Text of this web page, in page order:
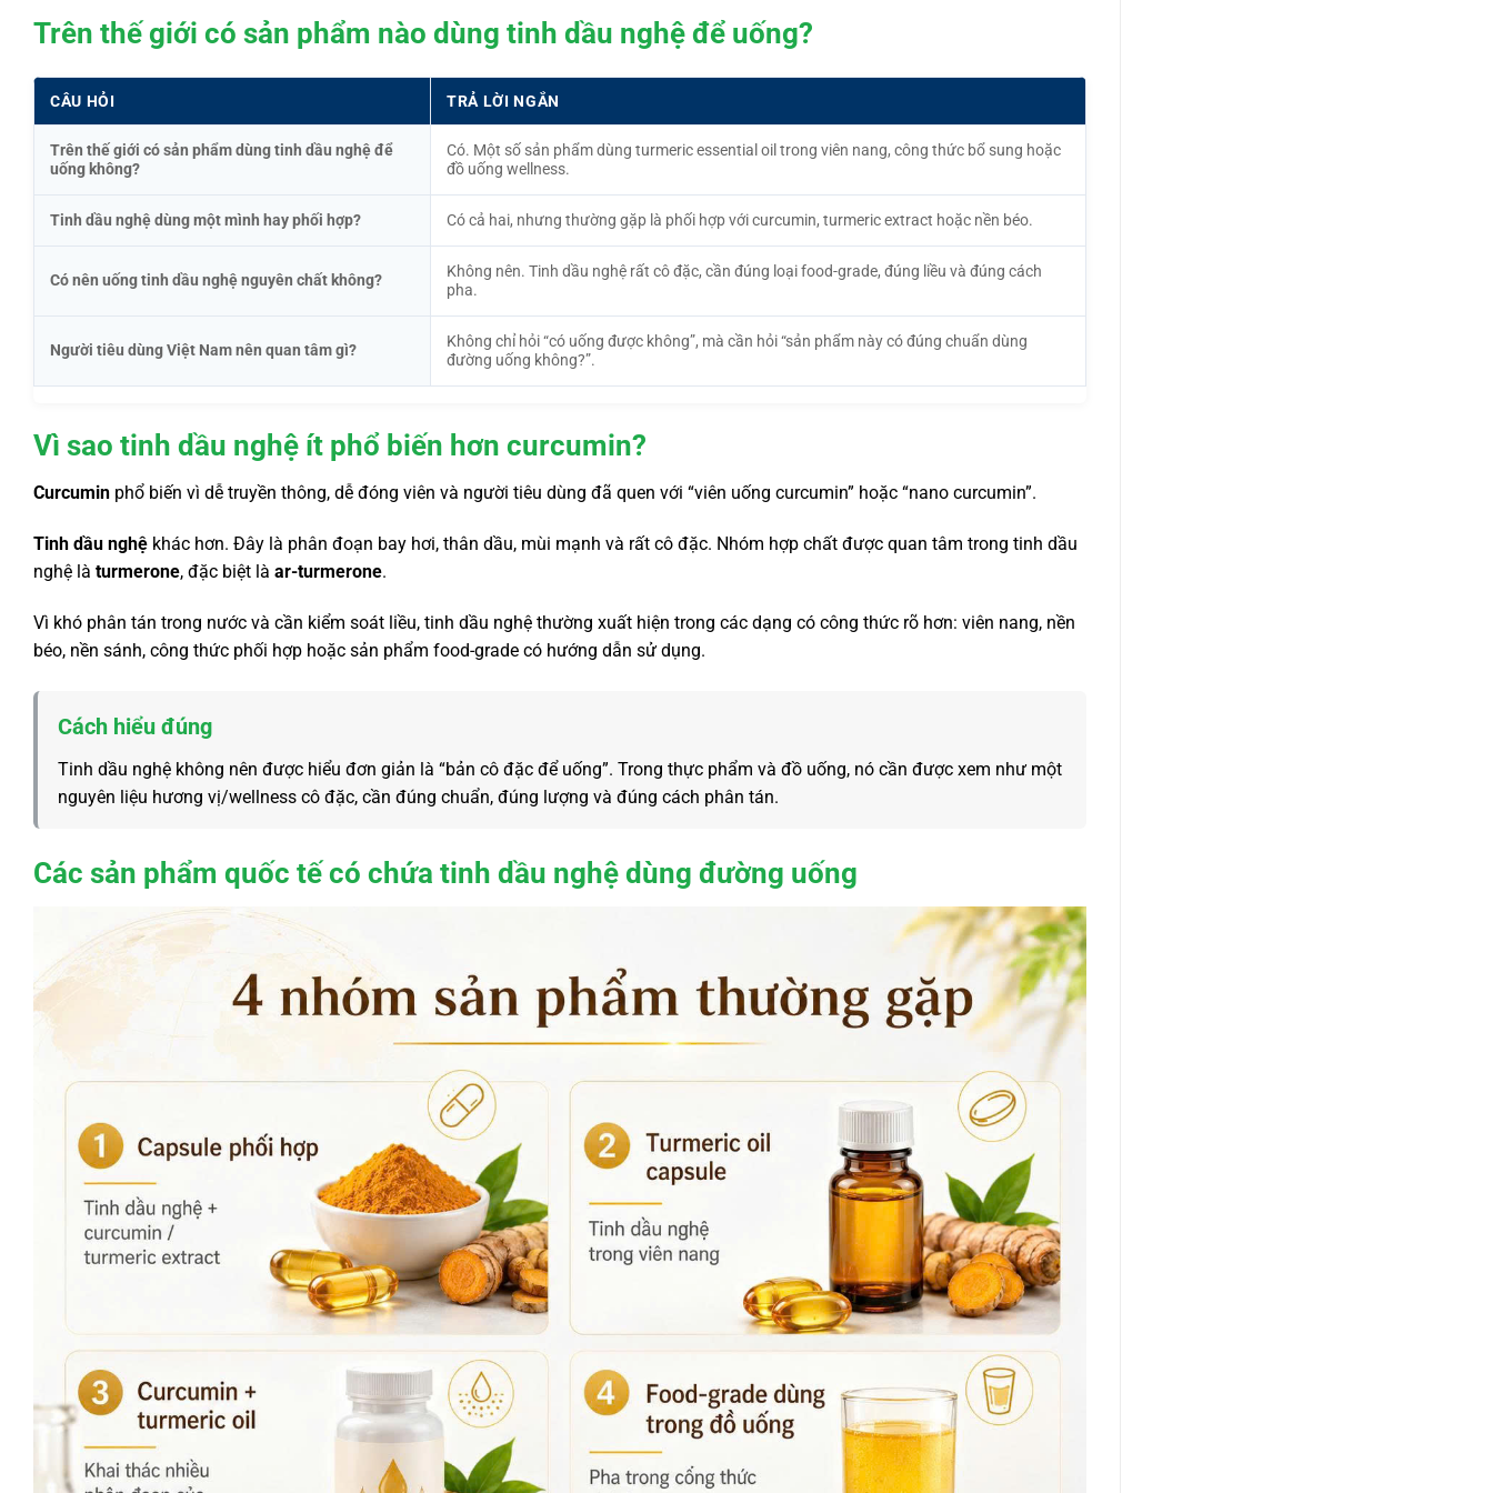
Trên thế giới có sản phẩm nào dùng tinh dầu nghệ để uống?
CÂU HỎI TRẢ LỜI NGẮN
Trên thế giới có sản phẩm dùng tinh dầu nghệ để
uống không?
Có. Một số sản phẩm dùng turmeric essential oil trong viên nang, công thức bổ sung hoặc
đồ uống wellness.
Tinh dầu nghệ dùng một mình hay phối hợp? Có cả hai, nhưng thường gặp là phối hợp với curcumin, turmeric extract hoặc nền béo.
Có nên uống tinh dầu nghệ nguyên chất không?
Không nên. Tinh dầu nghệ rất cô đặc, cần đúng loại food-grade, đúng liều và đúng cách
pha.
Người tiêu dùng Việt Nam nên quan tâm gì?
Không chỉ hỏi “có uống được không”, mà cần hỏi “sản phẩm này có đúng chuẩn dùng
đường uống không?”.
Vì sao tinh dầu nghệ ít phổ biến hơn curcumin?
Curcumin phổ biến vì dễ truyền thông, dễ đóng viên và người tiêu dùng đã quen với “viên uống curcumin” hoặc “nano curcumin”.
Tinh dầu nghệ khác hơn. Đây là phân đoạn bay hơi, thân dầu, mùi mạnh và rất cô đặc. Nhóm hợp chất được quan tâm trong tinh dầu
nghệ là turmerone, đặc biệt là ar-turmerone.
Vì khó phân tán trong nước và cần kiểm soát liều, tinh dầu nghệ thường xuất hiện trong các dạng có công thức rõ hơn: viên nang, nền
béo, nền sánh, công thức phối hợp hoặc sản phẩm food-grade có hướng dẫn sử dụng.
Cách hiểu đúng
Tinh dầu nghệ không nên được hiểu đơn giản là “bản cô đặc để uống”. Trong thực phẩm và đồ uống, nó cần được xem như một
nguyên liệu hương vị/wellness cô đặc, cần đúng chuẩn, đúng lượng và đúng cách phân tán.
Các sản phẩm quốc tế có chứa tinh dầu nghệ dùng đường uống